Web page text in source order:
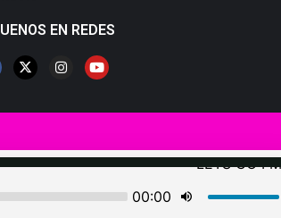
EN REDES